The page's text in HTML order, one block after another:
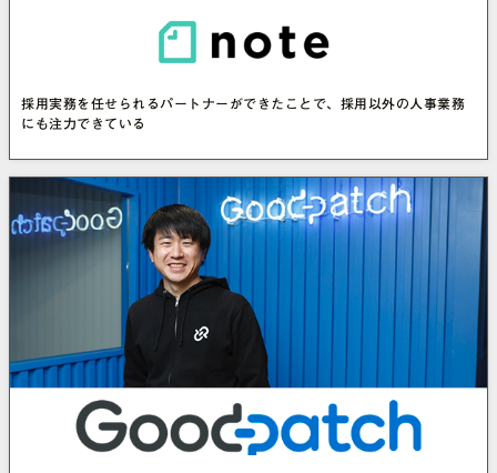
採用実務を任せられるパートナーができたことで、採用以外の人事業務
にも注力できている